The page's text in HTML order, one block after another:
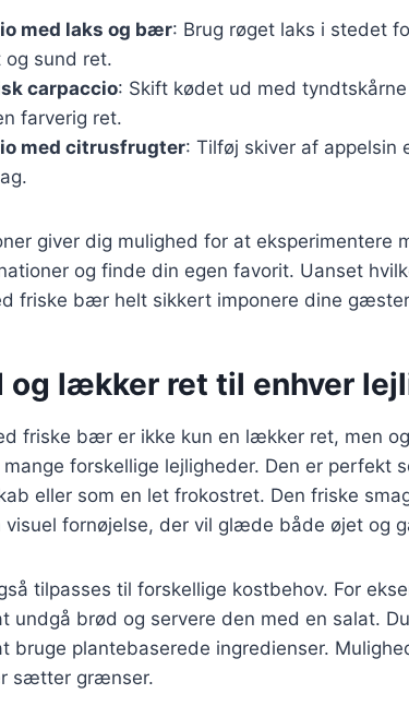
med laks og bær: Brug røget laks i stedet
og sund ret.
carpaccio: Skift kødet ud med
farverig ret.
med citrusfrugter: Tilføj skiver af appelsin
giver dig mulighed for at eksperimentere
og finde din egen favorit. Uanset
friske bær helt sikkert imponere dine
og lækker ret til enhver
friske bær er ikke kun en lækker ret, men
forskellige lejligheder. Den er perfekt
eller som en let frokostret. Den friske
visuel fornøjelse, der vil glæde både øjet og
tilpasses til forskellige kostbehov. For
undgå brød og servere den med en salat.
bruge plantebaserede ingredienser.
sætter grænser.